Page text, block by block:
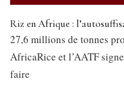
Riz en Afrique :
27,6 millions de tonnes
AfricaRice et l’AATF
faire